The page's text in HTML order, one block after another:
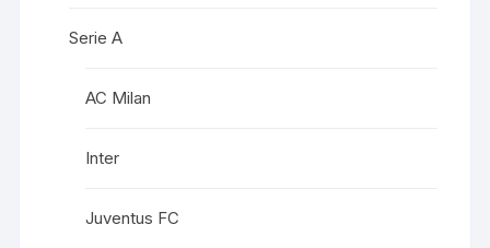
Serie A
AC Milan
Inter
Juventus FC